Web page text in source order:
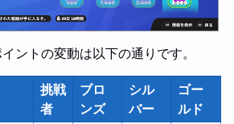
ントの変動は以下の通りです。
挑戦
者
ブロ
ンズ
シル
バー
ゴー
ルド